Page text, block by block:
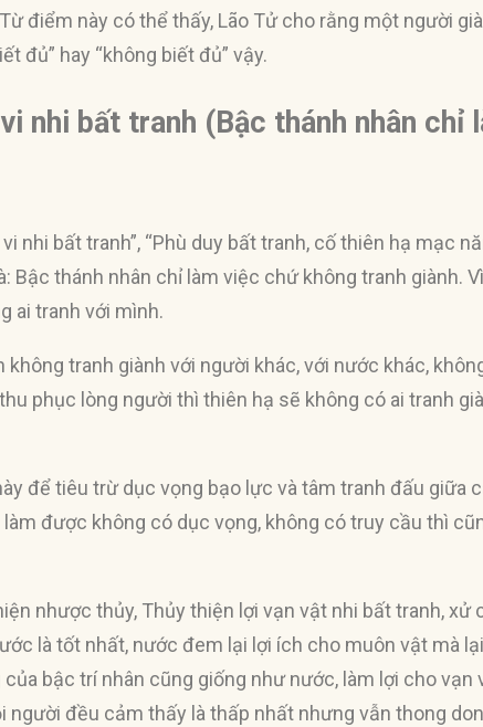
điểm này có thể thấy, Lão Tử cho rằng một người
đủ” hay “không biết đủ” vậy.
nhi bất tranh (Bậc thánh nhân chỉ
nhi bất tranh”, “Phù duy bất tranh, cố thiên hạ mạc
Bậc thánh nhân chỉ làm việc chứ không tranh giành.
ai tranh với mình.
tranh giành với người khác, với nước khác,
phục lòng người thì thiên hạ sẽ không có ai tranh
để tiêu trừ dục vọng bạo lực và tâm tranh đấu giữa
được không có dục vọng, không có truy cầu thì
nhược thủy, Thủy thiện lợi vạn vật nhi bất tranh, xử
là tốt nhất, nước đem lại lợi ích cho muôn vật mà
bậc trí nhân cũng giống như nước, làm lợi cho vạn
người đều cảm thấy là thấp nhất nhưng vẫn thong